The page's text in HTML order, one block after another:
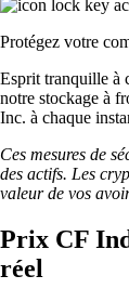
Protégez votre
Esprit tranquille à
notre stockage à
Inc. à chaque
Ces mesures de
des actifs. Les
valeur de vos
Prix CF
réel